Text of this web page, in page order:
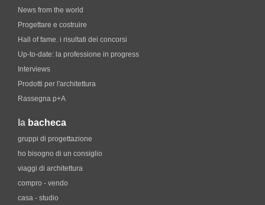
News from the world
Progettare e costruire
Hall of fame. i risultati dei concorsi
Up-to-date: la professione in progress
Interviews
Prodotti per l'architettura
Rassegna p+A
la bacheca
gruppi di progettazione
ho bisogno di un consiglio
viaggi di architettura
compro - vendo
casa - studio